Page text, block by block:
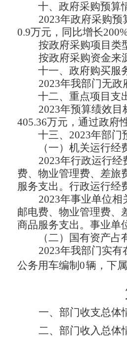
十、政府采购预算
2023年政府采购预
0.9万元，同比增长
按政府采购项目类
按政府采购资金来
十一、政府购买服
2023年我部门无政
十二、重点项目支
2023年预算绩效
405.36万元，通过政府
十三、2023年部门
（一）机关运行经
2023年行政运行
费、物业管理费、差旅
服务支出。行政运行经
2023年事业单位
邮电费、物业管理费、
商品服务支出。事业单
（二）国有资产占
2023年我部门实有
公务用车编制0辆，下
一、 部门收支总体
二、 部门收入总体